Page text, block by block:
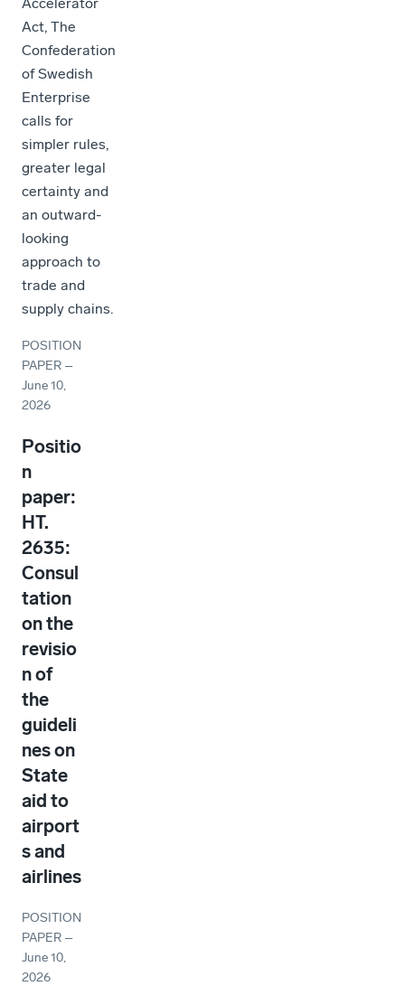
Act, The
Confederation
of Swedish
Enterprise
calls for
simpler rules,
greater legal
certainty and
an outward-
looking
approach to
trade and
supply chains.
POSITION
PAPER –
June 10,
2026
Positio
n
paper:
HT.
2635:
Consul
tation
on the
revisio
n of
the
guideli
nes on
State
aid to
airport
s and
airlines
POSITION
PAPER –
June 10,
2026